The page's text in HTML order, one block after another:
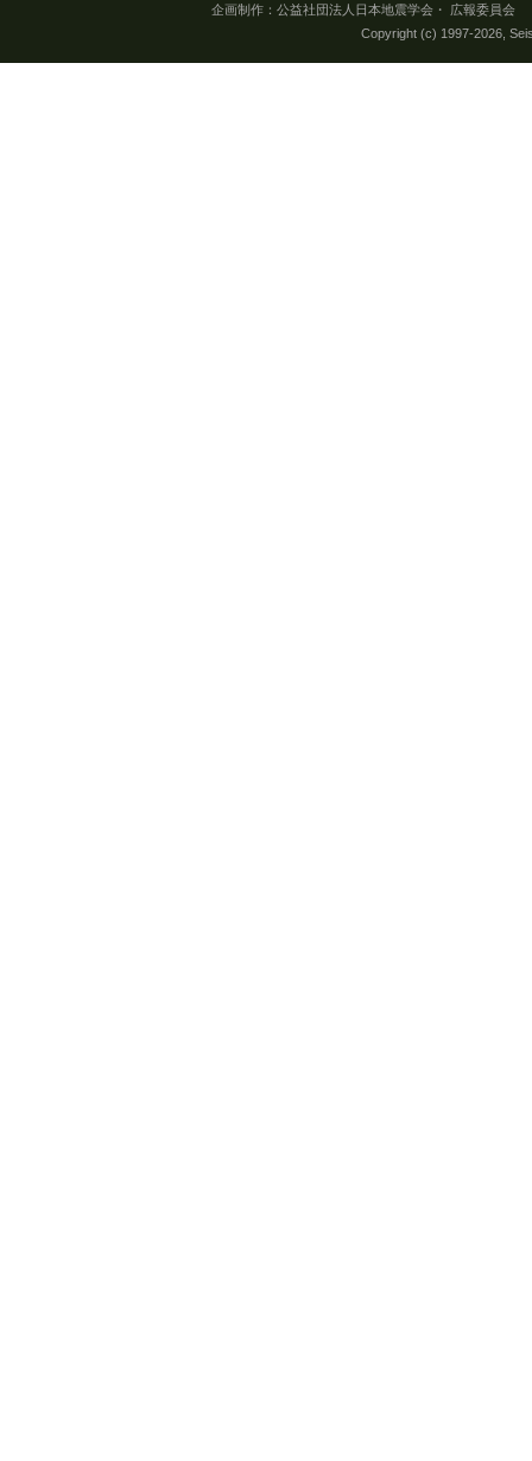
企画制作：公益社団法人日本地震学会・ 広報委員
Copyright (c) 1997-2026,